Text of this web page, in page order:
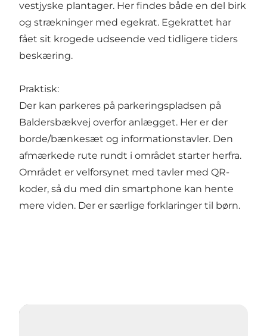
vestjyske plantager. Her findes både en del birk
og strækninger med egekrat. Egekrattet har
fået sit krogede udseende ved tidligere tiders
beskæring.
Praktisk:
Der kan parkeres på parkeringspladsen på
Baldersbækvej overfor anlægget. Her er der
borde/bænkesæt og informationstavler. Den
afmærkede rute rundt i området starter herfra.
Området er velforsynet med tavler med QR-
koder, så du med din smartphone kan hente
mere viden. Der er særlige forklaringer til børn.